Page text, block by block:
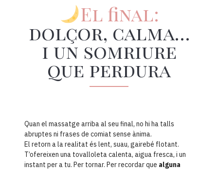
El final:
dolçor, calma…
i un somriure
que perdura
Quan el massatge arriba al seu final, no hi ha talls
abruptes ni frases de comiat sense ànima.
El retorn a la realitat és lent, suau, gairebé flotant.
T’ofereixen una tovalloleta calenta, aigua fresca, i un
instant per a tu. Per tornar. Per recordar que alguna